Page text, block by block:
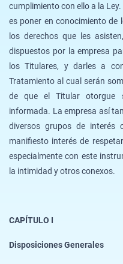
cumplimiento con ello a la
es poner en conocimiento de
los derechos que les
dispuestos por la empresa
los Titulares, y darles a
Tratamiento al cual serán
de que el Titular otorgue
informada. La empresa así
diversos grupos de interés
manifiesto interés de
especialmente con este
la intimidad y otros conexos.
CAPÍTULO I
Disposiciones Generales